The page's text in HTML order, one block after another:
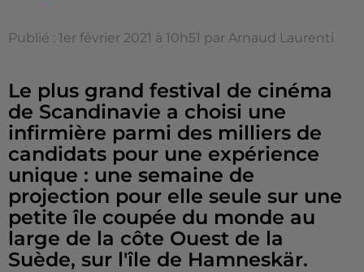
Publié : 1er février 2021 à 10h51 par Arnaud Laurenti
Le plus grand festival de cinéma
de Scandinavie a choisi une
infirmière parmi des milliers de
candidats pour une expérience
unique : une semaine de
projection pour elle seule sur une
petite île coupée du monde au
large de la côte Ouest de la
Suède, sur l'île de Hamneskär.